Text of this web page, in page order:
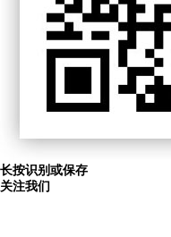
长按识别或保存
关注我们